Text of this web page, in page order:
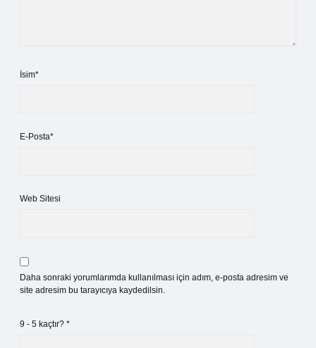
İsim*
E-Posta*
Web Sitesi
Daha sonraki yorumlarımda kullanılması için adım, e-posta adresim ve
site adresim bu tarayıcıya kaydedilsin.
9 - 5 kaçtır? *